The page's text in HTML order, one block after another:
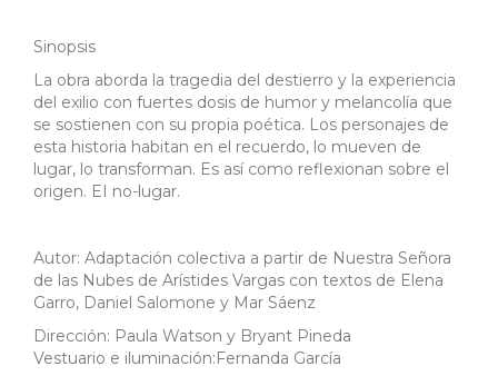
Sinopsis
La obra aborda la tragedia del destierro y la experiencia
del exilio con fuertes dosis de humor y melancolía que
se sostienen con su propia poética. Los personajes de
esta historia habitan en el recuerdo, lo mueven de
lugar, lo transforman. Es así como reflexionan sobre el
origen. EI no-lugar.
Autor: Adaptación colectiva a partir de Nuestra Señora
de las Nubes de Arístides Vargas con textos de Elena
Garro, Daniel Salomone y Mar Sáenz
Dirección: Paula Watson y Bryant Pineda
Vestuario e iluminación:Fernanda García